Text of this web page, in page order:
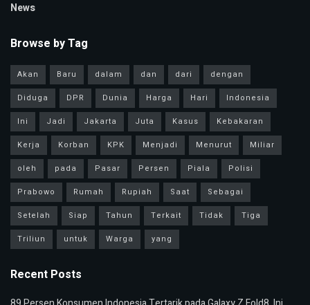
News
Browse by Tag
Akan Baru dalam dan dari
dengan
Diduga
DPR Dunia Harga Hari
Indonesia
Ini
Jadi Jakarta Juta Kasus
Kebakaran
Kerja
Korban KPK Menjadi Menurut
Miliar
oleh
pada Pasar Persen Piala
Polisi
Prabowo
Rumah Rupiah Saat
Sebagai
Setelah
Siap Tahun Terkait Tidak
Tiga
Triliun
untuk Warga yang
Recent Posts